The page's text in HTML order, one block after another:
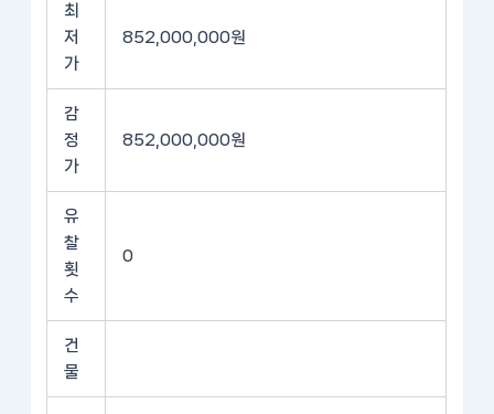
최
저
가
852,000,000원
감
정
가
852,000,000원
유
찰
횟
수
0
건
물